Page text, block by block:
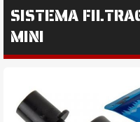
SISTEMA
MINI